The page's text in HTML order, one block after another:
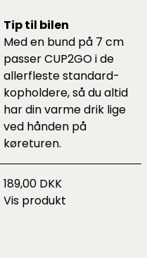
Tip til bilen
Med en bund på 7 cm
passer CUP2GO i de
allerfleste standard-
kopholdere, så du altid
har din varme drik lige
ved hånden på
køreturen.
189,00 DKK
Vis produkt